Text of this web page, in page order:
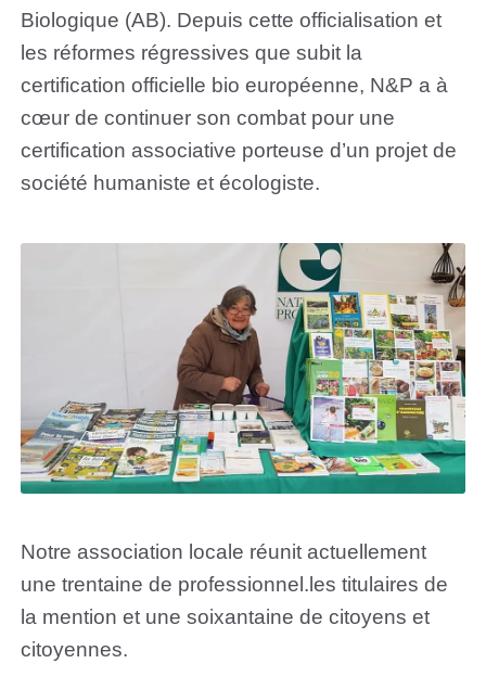
Biologique (AB). Depuis cette officialisation et
les réformes régressives que subit la
certification officielle bio européenne, N&P a à
cœur de continuer son combat pour une
certification associative porteuse d’un projet de
société humaniste et écologiste.
Notre association locale réunit actuellement
une trentaine de professionnel.les titulaires de
la mention et une soixantaine de citoyens et
citoyennes.